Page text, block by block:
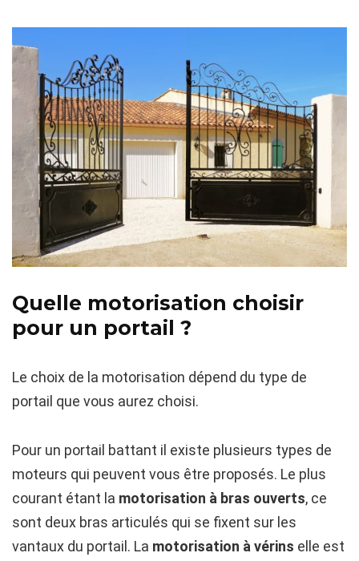
Quelle motorisation choisir
pour un portail ?
Le choix de la motorisation dépend du type de
portail que vous aurez choisi.
Pour un portail battant il existe plusieurs types de
moteurs qui peuvent vous être proposés. Le plus
courant étant la motorisation à bras ouverts, ce
sont deux bras articulés qui se fixent sur les
vantaux du portail. La motorisation à vérins elle est